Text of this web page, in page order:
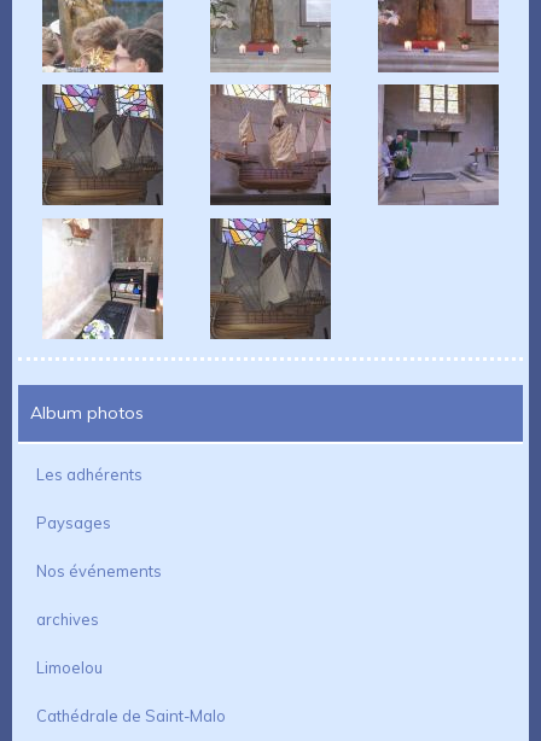
Album photos
Les adhérents
Paysages
Nos événements
archives
Limoelou
Cathédrale de Saint-Malo